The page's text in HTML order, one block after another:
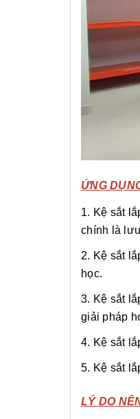
ỨNG
1. Kệ sắt
chính là
2. Kệ sắt
học.
3. Kệ sắt
giải pháp
4. Kệ sắt
5. Kệ sắt
LÝ DO